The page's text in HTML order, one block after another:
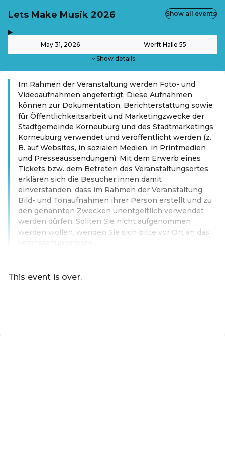
Lets Make Musik 2026
May 31, 2026 Werft Halle 55
Show details
Show all events
Im Rahmen der Veranstaltung werden Foto- und
Videoaufnahmen angefertigt. Diese Aufnahmen
können zur Dokumentation, Berichterstattung sowie
für Öffentlichkeitsarbeit und Marketingzwecke der
Stadtgemeinde Korneuburg und des Stadtmarketings
Korneuburg verwendet und veröffentlicht werden (z.
B. auf Websites, in sozialen Medien, in Printmedien
und Presseaussendungen). Mit dem Erwerb eines
Tickets bzw. dem Betreten des Veranstaltungsortes
erklären sich die Besucher:innen damit
einverstanden, dass im Rahmen der Veranstaltung
Bild- und Tonaufnahmen ihrer Person erstellt und zu
den genannten Zwecken unentgeltlich verwendet
werden dürfen. Sollten Sie nicht aufgenommen
werden wollen, wenden Sie sich bitte vor Ort an das
This event is over.